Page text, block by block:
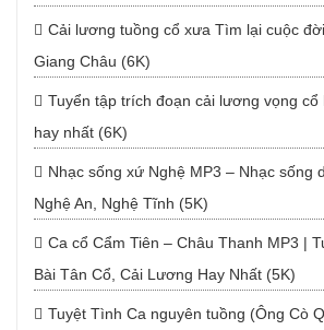
Cải lương tuồng cổ xưa Tìm lại cuộc
Giang Châu (6K)
Tuyển tập trích đoạn cải lương vọng cổ
hay nhất (6K)
Nhạc sống xứ Nghệ MP3 – Nhạc sống
Nghệ An, Nghệ Tĩnh (5K)
Ca cổ Cẩm Tiên – Châu Thanh MP3 |
Bài Tân Cổ, Cải Lương Hay Nhất (5K)
Tuyệt Tình Ca nguyên tuồng (Ông Cò